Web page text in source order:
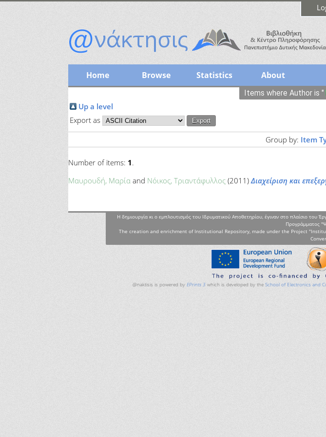
Home Browse Statistics About
Items where Author is "
Up a level
Export as
Group by: Item
Number of items: 1.
Μαυρουδή, Μαρία and Νόικος, Τριαντάφυλλος (2011)Διαχείριση και
Η δημιουργία κι ο εμπλουτισμός του Ιδρυματικού Αποθετηρίου, έγιναν στο πλαίσιο του
Προγράμματος
The creation and enrichment of Institutional Repository, made under the Project
@naktisis is powered by EPrints 3 which is developed by the School of Electronics and